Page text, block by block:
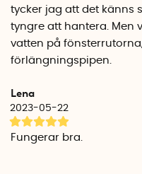
tycker jag att det känns
tyngre att hantera. Men
vatten på
förlängningspipen.
Lena
2023-05-22
Fungerar bra.